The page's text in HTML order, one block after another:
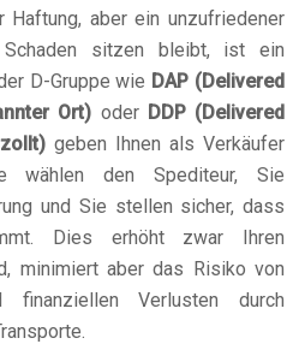
Haftung, aber ein unzufriedener
sitzen bleibt, ist ein
D-Gruppe wie DAP (Delivered
Ort) oder DDP (Delivered
geben Ihnen als Verkäufer
wählen den Spediteur, Sie
und Sie stellen sicher, dass
Dies erhöht zwar Ihren
minimiert aber das Risiko von
finanziellen Verlusten durch